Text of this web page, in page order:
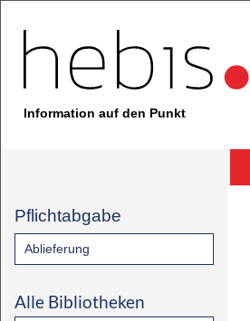
Information auf den Punkt
Pflichtabgabe
Ablieferung
Alle Bibliotheken